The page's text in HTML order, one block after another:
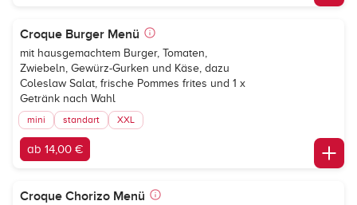
Croque Burger Menü
mit hausgemachtem Burger, Tomaten,
Zwiebeln, Gewürz-Gurken und Käse, dazu
Coleslaw Salat, frische Pommes frites und 1 x
Getränk nach Wahl
mini standart XXL
ab 14,00 €
Croque Chorizo Menü